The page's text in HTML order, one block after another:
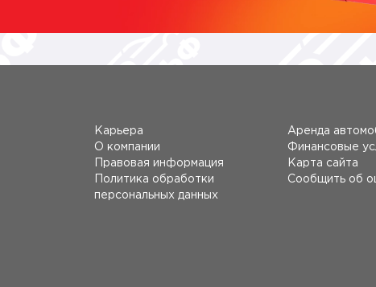
Карьера
О компании
Правовая информация
Политика обработки
персональных данных
Аренда
Финансовые
Карта сайта
Сообщить об